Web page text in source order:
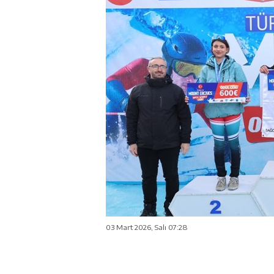
03 Mart 2026, Salı 07:28